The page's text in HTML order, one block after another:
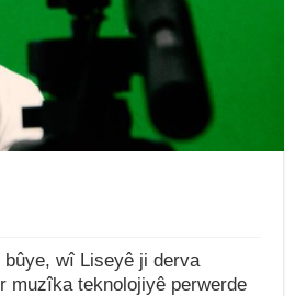
wî Liseyê ji derva
muzîka teknolojiyê perwerde